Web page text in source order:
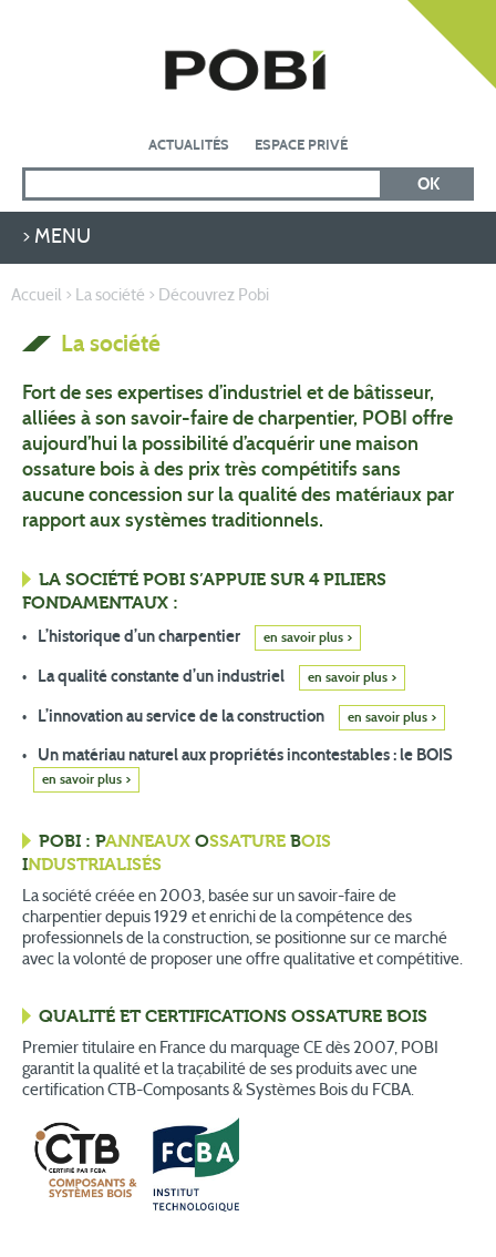
ACTUALITÉS ESPACE PRIVÉ
MENU
LE SYSTÈME CONSTRUCTIF
PROFESSIONNEL DU BÂTIMENT
NOS MARQUES
AUTO CONSTRUCTEUR
Accueil > La société > Découvrez Pobi
La société
Fort de ses expertises d’industriel et de bâtisseur,
alliées à son savoir-faire de charpentier, POBI offre
aujourd’hui la possibilité d’acquérir une maison
ossature bois à des prix très compétitifs sans
aucune concession sur la qualité des matériaux par
rapport aux systèmes traditionnels.
LA SOCIÉTÉ POBI S’APPUIE SUR 4 PILIERS
FONDAMENTAUX :
L’historique d’un charpentier en savoir plus
La qualité constante d’un industriel en savoir plus
L’innovation au service de la construction en savoir plus
Un matériau naturel aux propriétés incontestables : le BOIS
en savoir plus
POBI : PANNEAUX OSSATURE BOIS
INDUSTRIALISÉS
La société créée en 2003, basée sur un savoir-faire de
charpentier depuis 1929 et enrichi de la compétence des
professionnels de la construction, se positionne sur ce marché
avec la volonté de proposer une offre qualitative et compétitive.
QUALITÉ ET CERTIFICATIONS OSSATURE BOIS
Premier titulaire en France du marquage CE dès 2007, POBI
garantit la qualité et la traçabilité de ses produits avec une
certification CTB-Composants & Systèmes Bois du FCBA.